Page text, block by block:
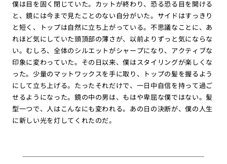
僕は目を固く閉じていた。カットが終わり、恐る恐る目を開ける
と、鏡には今まで見たことのない自分がいた。サイドはすっきり
と短く、トップは自然に立ち上がっている。不思議なことに、あ
れほど気にしていた頭頂部の薄さが、以前よりずっと気にならな
い。むしろ、全体のシルエットがシャープになり、アクティブな
印象に変わっていた。その日以来、僕はスタイリングが楽しくな
った。少量のマットワックスを手に取り、トップの髪を握るよう
にして立ち上げる。たったそれだけで、一日中自信を持って過ご
せるようになった。鏡の中の男は、もはや卑屈な僕ではない。髪
型一つで、人はこんなにも変われる。あの日の決断が、僕の人生
に新しい光を灯してくれたのだ。